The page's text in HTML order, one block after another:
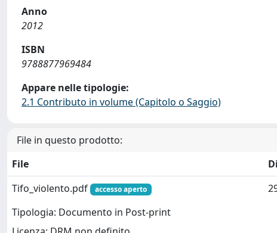
Anno
2012
ISBN
9788877969484
Appare nelle tipologie:
2.1 Contributo in volume (Capitolo o Saggio)
File in questo prodotto:
File
Tifo_violento.pdf
accesso aperto
Tipologia: Documento in Post-print